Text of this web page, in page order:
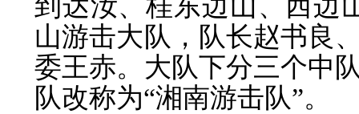
到达汝、桂东边山、西边
山游击大队，队长赵书良
委王赤。大队下分三个中
队改称为“湘南游击队”。